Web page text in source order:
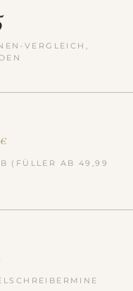
VERGLEICH,
€
(FÜLLER AB 49,99